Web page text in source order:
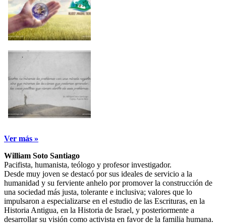
Ver más »
William Soto Santiago
Pacifista, humanista, teólogo y profesor investigador.
Desde muy joven se destacó por sus ideales de servicio a la
humanidad y su ferviente anhelo por promover la construcción de
una sociedad más justa, tolerante e inclusiva; valores que lo
impulsaron a especializarse en el estudio de las Escrituras, en la
Historia Antigua, en la Historia de Israel, y posteriormente a
desarrollar su visión como activista en favor de la familia humana.